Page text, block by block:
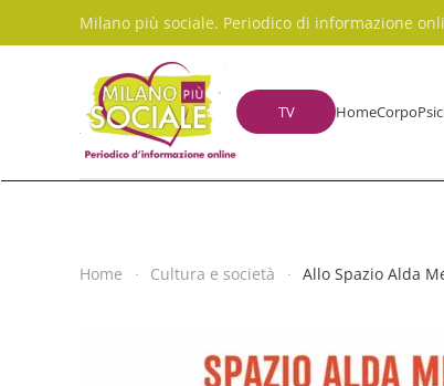
Skip to main content
Milano più sociale. Periodico di informazione
TV HomeCorpo
Home Cultura e società Allo Spazio Alda